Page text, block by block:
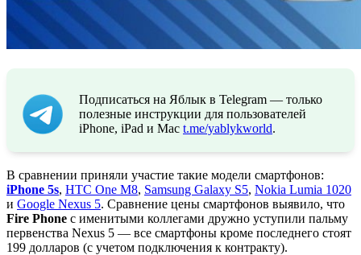
Подписаться на Яблык в Telegram — только
полезные инструкции для пользователей
iPhone, iPad и Mac t.me/yablykworld.
В сравнении приняли участие такие модели смартфонов:
iPhone 5s, HTC One M8, Samsung Galaxy S5, Nokia Lumia 1020
и Google Nexus 5. Сравнение цены смартфонов выявило, что
Fire Phone с именитыми коллегами дружно уступили пальму
первенства Nexus 5 — все смартфоны кроме последнего стоят
199 долларов (с учетом подключения к контракту).